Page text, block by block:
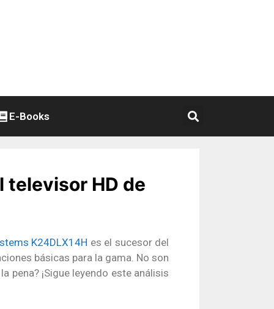
E-Books
televisor HD de
K24DLX14H es el sucesor del
básicas para la gama. No son
pena? ¡Sigue leyendo este análisis